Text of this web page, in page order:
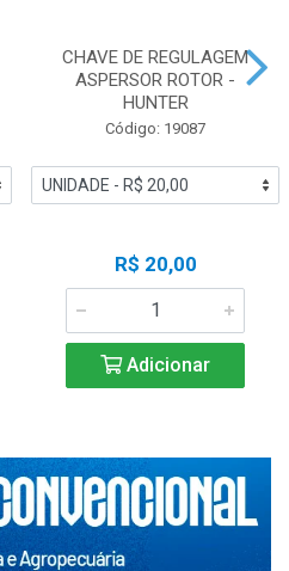
CHAVE DE REGULAGEM
ASPERSOR ROTOR -
HUNTER
Código: 19087
R$ 20,00
Adicionar